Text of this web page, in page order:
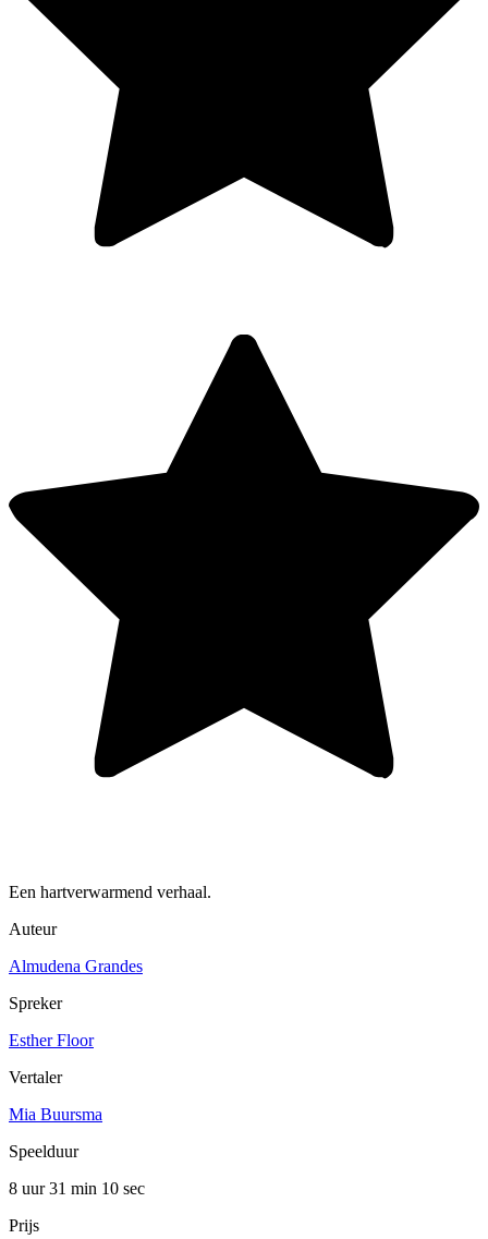
Een hartverwarmend verhaal.
Auteur
Almudena Grandes
Spreker
Esther Floor
Vertaler
Mia Buursma
Speelduur
8 uur 31 min 10 sec
Prijs